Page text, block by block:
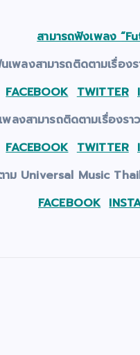
สามารถฟังเพลง
เพลงสามารถติดตามเรื่อง
FACEBOOK TWITTER
พลงสามารถติดตามเรื่องรา
FACEBOOK TWITTER
ม Universal Music
FACEBOOK